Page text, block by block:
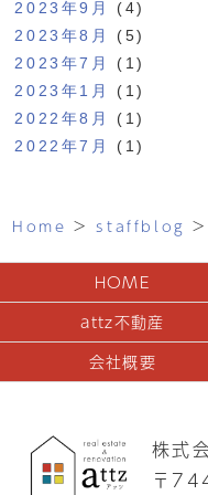
2023年9月
(4)
2023年8月
(5)
2023年7月
(1)
2023年1月
(1)
2022年8月
(1)
2022年7月
(1)
Home >staffblog >
HOME
attz不動産
会社概要
株式
〒